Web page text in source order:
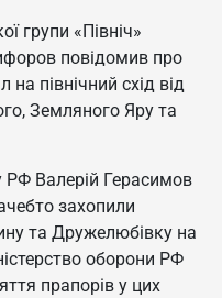
групи «Північ»
повідомив про
на північний схід від
Земляного Яру та
Валерій Герасимов
захопили
та Дружелюбівку на
оборони РФ
прапорів у цих